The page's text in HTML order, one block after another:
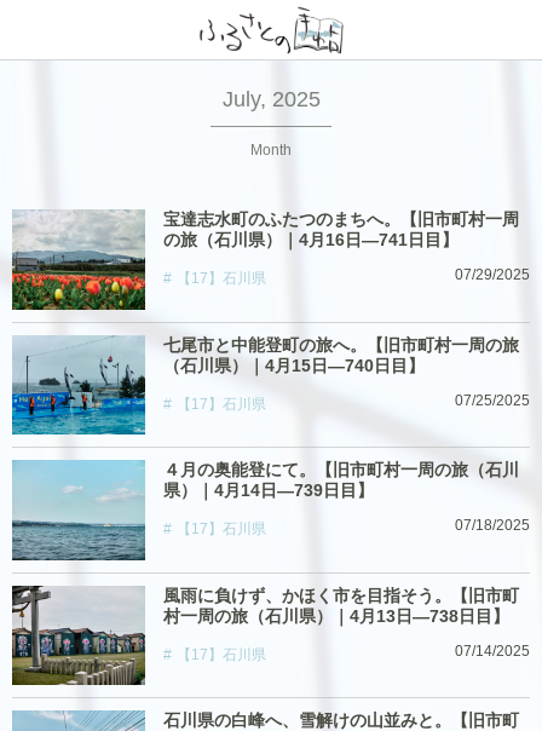
July, 2025
Month
宝達志水町のふたつのまちへ。【旧市町村一周
の旅（石川県）｜4月16日―741日目】
【17】石川県 07/29/2025
七尾市と中能登町の旅へ。【旧市町村一周の旅
（石川県）｜4月15日―740日目】
【17】石川県 07/25/2025
４月の奥能登にて。【旧市町村一周の旅（石川
県）｜4月14日―739日目】
【17】石川県 07/18/2025
風雨に負けず、かほく市を目指そう。【旧市町
村一周の旅（石川県）｜4月13日―738日目】
【17】石川県 07/14/2025
石川県の白峰へ、雪解けの山並みと。【旧市町